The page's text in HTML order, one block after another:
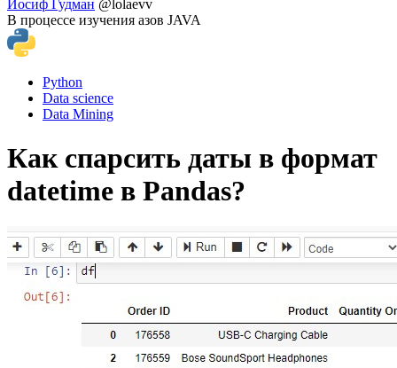
Иосиф Гудман @lolaevv
В процессе изучения азов JAVA
Python
Data science
Data Mining
Как спарсить даты в формат
datetime в Pandas?